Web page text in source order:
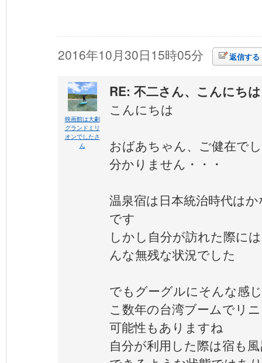
2016年10月30日15時05分 返信する
映画館は大劇
グランドミリ
オンでしたさ
ん
RE: 不二さん、こんにち
こんにちは
おばあちゃん、ご健在で
分かりません・・・
温泉宿は日本統治時代は
です
しかし自分が訪れた際に
んな無残な状況でした
でもグーグルにそんな感
こ数年の台湾ブームでリ
可能性もありますね
自分が利用した際は宿も